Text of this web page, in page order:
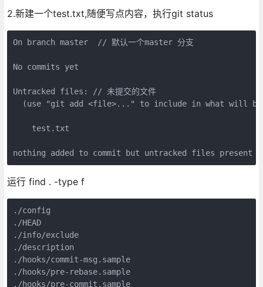
2.新建一个test.txt,随便写点内容，执行git status
On branch master  // 默认一个master 分支
No commits yet
Untracked files: // 未提交的文件
(use "git add <file>..." to include in what will
    test.txt
nothing added to commit but untracked files
运行 find . -type f
./config
./HEAD
./info/exclude
./description
./hooks/commit-msg.sample
./hooks/pre-rebase.sample
./hooks/pre-commit.sample